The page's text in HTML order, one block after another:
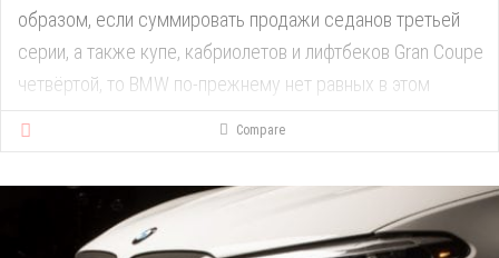
образом, если суммировать продажи седанов третьей
серии, а также купе, кабриолетов и лифтбеков Gran Coupe
четвёртой, то BMW по-прежнему нет равных в этом
сегменте. Несмотря на новизну, позади и Mercedes C-
класса, и Audi A4 с A5. Актуальность самой «четвёрки»
призван поддержать легкий рестайлинг.
Compare